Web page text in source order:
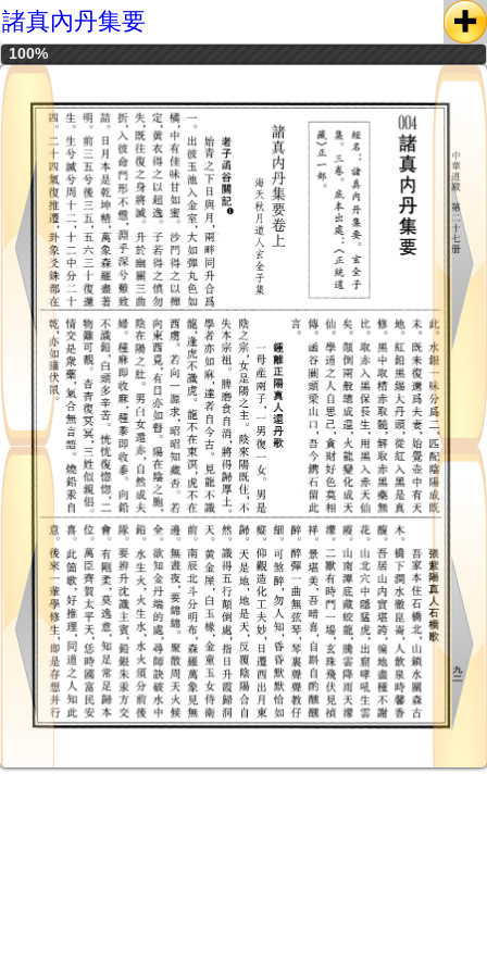
諸真內丹集要
100%